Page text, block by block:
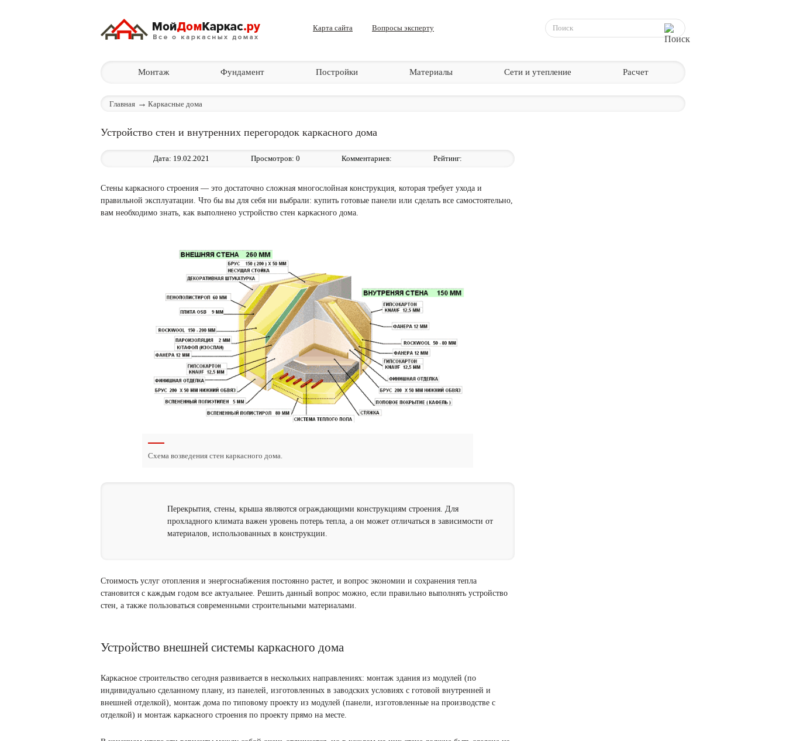
Карта сайта Вопросы эксперту
Монтаж Фундамент Постройки Материалы Сети и утепление Расчет
Главная Каркасные дома
Устройство стен и внутренних перегородок каркасного дома
Дата: 19.02.2021 Просмотров: 0 Комментариев: Рейтинг:
Стены каркасного строения — это достаточно сложная многослойная конструкция, которая требует ухода и
правильной эксплуатации. Что бы вы для себя ни выбрали: купить готовые панели или сделать все самостоятельно,
вам необходимо знать, как выполнено устройство стен каркасного дома.
Схема возведения стен каркасного дома.
Перекрытия, стены, крыша являются ограждающими конструкциям строения. Для
прохладного климата важен уровень потерь тепла, а он может отличаться в зависимости от
материалов, использованных в конструкции.
Стоимость услуг отопления и энергоснабжения постоянно растет, и вопрос экономии и сохранения тепла
становится с каждым годом все актуальнее. Решить данный вопрос можно, если правильно выполнять устройство
стен, а также пользоваться современными строительными материалами.
Устройство внешней системы каркасного дома
Каркасное строительство сегодня развивается в нескольких направлениях: монтаж здания из модулей (по
индивидуально сделанному плану, из панелей, изготовленных в заводских условиях с готовой внутренней и
внешней отделкой), монтаж дома по типовому проекту из модулей (панели, изготовленные на производстве с
отделкой) и монтаж каркасного строения по проекту прямо на месте.